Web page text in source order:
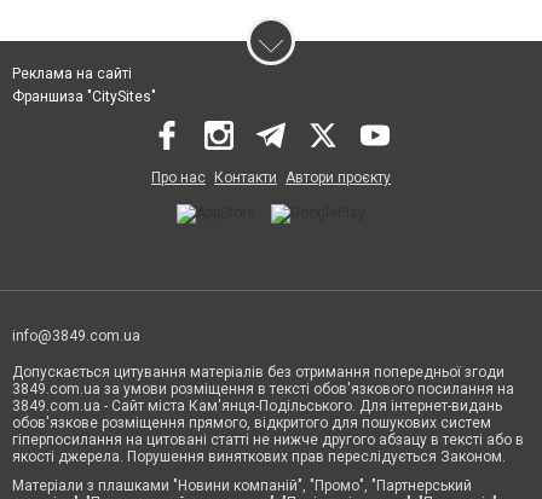
Реклама на сайті
Франшиза "CitySites"
Про нас Контакти Автори проєкту
info@3849.com.ua
Допускається цитування матеріалів без отримання попередньої згоди
3849.com.ua за умови розміщення в тексті обов'язкового посилання на
3849.com.ua - Сайт міста Кам'янця-Подільського. Для інтернет-видань
обов'язкове розміщення прямого, відкритого для пошукових систем
гіперпосилання на цитовані статті не нижче другого абзацу в тексті або в
якості джерела. Порушення виняткових прав переслідується Законом.
Матеріали з плашками "Новини компаній", "Промо", "Партнерський